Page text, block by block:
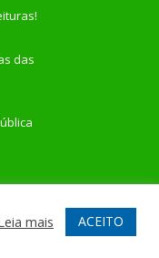
!
das
mais ACEITO